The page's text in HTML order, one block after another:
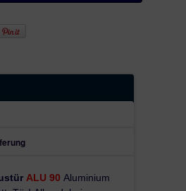
ALU 90 Aluminium